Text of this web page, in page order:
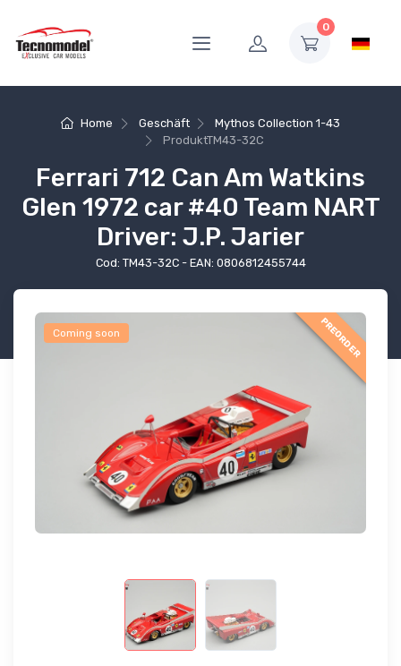
0
Home Geschäft
Mythos Collection 1-43
ProduktTM43-32C
Ferrari 712 Can Am Watkins
Glen 1972 car #40 Team NART
Driver: J.P. Jarier
Cod: TM43-32C - EAN: 0806812455744
Coming soon PREORDER